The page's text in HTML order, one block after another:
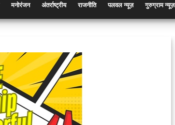
मनोरंजन अंतर्राष्ट्रीय राजनीति पलवल न्यूज़ गुरुग्राम न्यूज़